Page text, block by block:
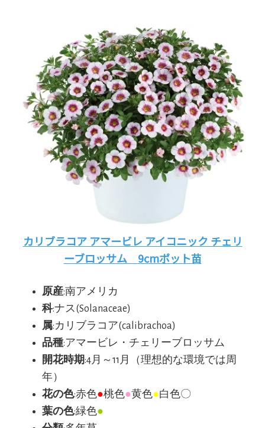
カリブラコア アマービレ アイコニック チェリ
ーブロッサム 9cmポット苗
原産:南アメリカ
科:ナス(Solanaceae)
属:カリブラコア(calibrachoa)
品種:アマービレ・チェリーブロッサム
開花時期:4月～11月（理想的な環境では周
年）
花の色:赤色●桃色●黄色●白色〇
葉の色:緑色●